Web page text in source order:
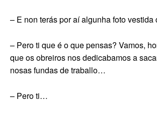
– E non terás por aí algunha foto
– Pero ti que é o que pensas? Vamos,
que os obreiros nos dedicabamos a
nosas fundas de traballo…
– Pero ti…